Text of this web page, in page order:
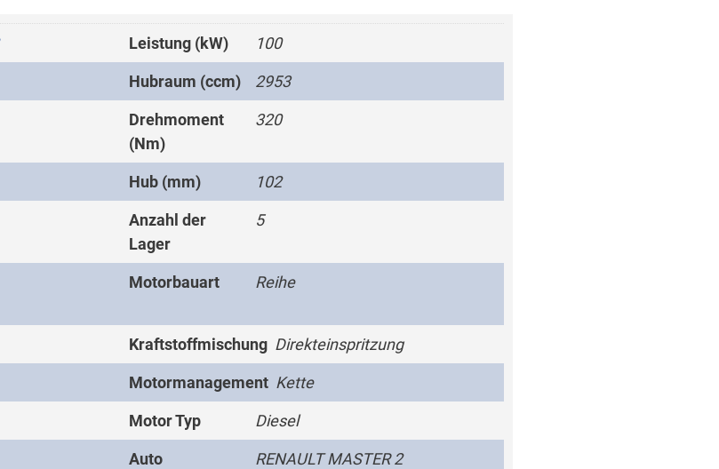
Leistung (kW) 100
Hubraum (ccm) 2953
Drehmoment
(Nm)
320
Hub (mm) 102
Anzahl der
Lager
5
Motorbauart Reihe
Kraftstoffmischung Direkteinspritzung
Motormanagement Kette
Motor Typ Diesel
Auto
RENAULT MASTER 2